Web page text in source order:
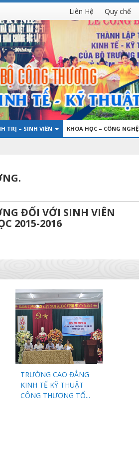
Liên Hệ Quy chế
TRỊ – SINH VIÊN KHOA HỌC – CÔNG NGHỆ
ĐỐI VỚI SINH VIÊN
2015-2016
TRƯỜNG CAO ĐẲNG
KINH TẾ KỸ THUẬT
CÔNG THƯƠNG TỔ...